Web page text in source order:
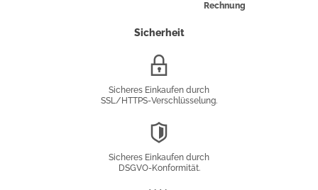
Rechnung
Sicherheit
Sicheres Einkaufen durch
SSL/HTTPS-Verschlüsselung.
Sicheres Einkaufen durch
DSGVO-Konformität.